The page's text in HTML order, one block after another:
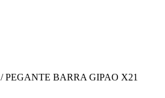
/ PEGANTE BARRA GIPAO X21